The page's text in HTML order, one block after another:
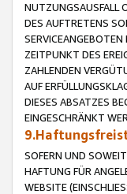
NUTZUNGSAUSFALL
DES AUFTRETENS
ZEITPUNKT DES
ZAHLENDEN
AUF
DIESES ABSATZES
EINGESCHRÄNKT
SOFERN UND
HAFTUNG FÜR
WEBSITE